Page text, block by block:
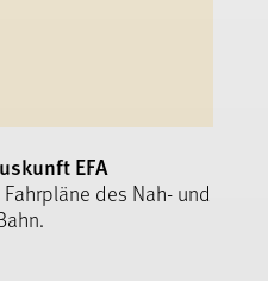
EFA
des Nah- und